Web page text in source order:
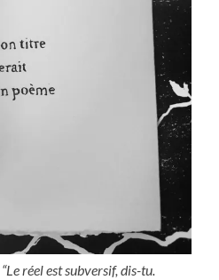
“Le réel est subversif, dis-tu.